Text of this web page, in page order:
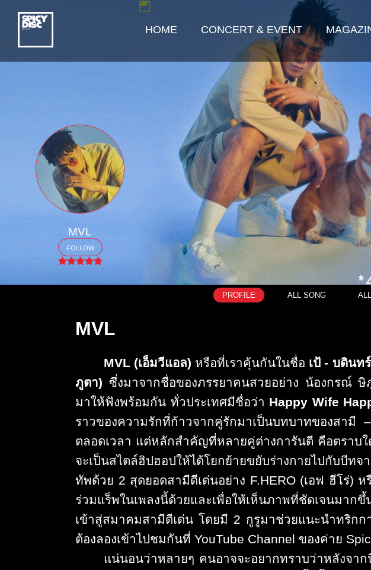
HOME CONCERT & EVENT
MVL
FOLLOW
PROFILE ALL SONG
MVL
MVL (เอ็มวีแอล) หรือที่เราคุ้นกันในชื่อ เป้ - บดินท
ภูตา) ซึ่งมาจากชื่อของภรรยาคนสวยอย่าง น้องกรณ์ ษิ
มาให้ฟังพร้อมกัน ทั่วประเทศมีชื่อว่า Happy Wife
ราวของความรักที่ก้าวจากคู่รักมาเป็นบทบาทของสามี
ตลอดเวลา แต่หลักสำคัญที่หลายคู่ต่างการันตี คือตราบใ
จะเป็นสไตล์ฮิปฮอปให้ได้โยกย้ายขยับร่างกายไปกับบีทจ
ทัพด้วย 2 สุดยอดสามีดีเด่นอย่าง F.HERO (เอฟ ฮีโร่) ห
ร่วมแร็พในเพลงนี้ด้วยและเพื่อให้เห็นภาพที่ชัดเจนมาก
เข้าสู่สมาคมสามีดีเด่น โดยมี 2 กูรูมาช่วยแนะนำทริกก
ต้องลองเข้าไปชมกันที่ YouTube Channel ของค่าย
แน่นอนว่าหลายๆ คนอาจจะอยากทราบว่าหลังจาก